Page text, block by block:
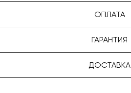
ОПЛАТА
ГАРАНТИЯ
ДОСТАВКА